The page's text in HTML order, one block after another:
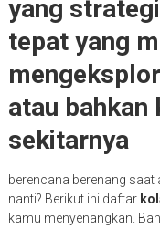
yang
tepat yang
atau bahkan
sekitarnya
berencana berenang saat
nanti? Berikut ini daftar
kamu menyenangkan.